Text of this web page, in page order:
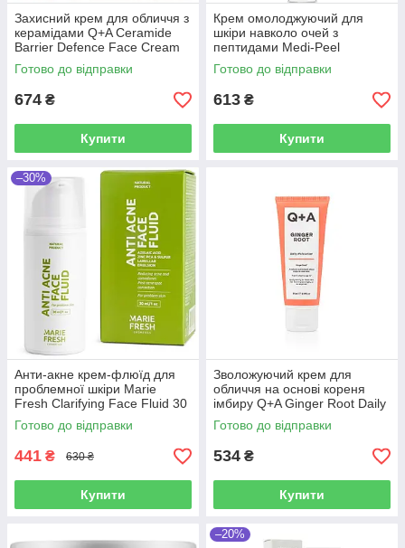
Захисний крем для обличчя з
керамідами Q+A Ceramide
Barrier Defence Face Cream
50 мл
Готово до відправки
674 ₴
Купити
Крем омолоджуючий для
шкіри навколо очей з
пептидами Medi-Peel
Peptide9 Hyaluronic Eye
Cream 40 мл
Готово до відправки
613 ₴
Купити
–30%
Анти-акне крем-флюїд для
проблемної шкіри Marie
Fresh Clarifying Face Fluid 30
мл
Готово до відправки
441 ₴ 630 ₴
Купити
Зволожуючий крем для
обличчя на основі кореня
імбиру Q+A Ginger Root Daily
Moisturiser 75 мл
Готово до відправки
534 ₴
Купити
–20%